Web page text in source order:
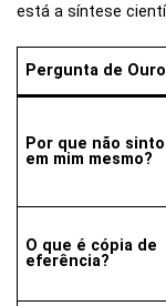
está a síntese
Pergunta de Ouro
Por que não
em mim mesmo?
O que é cópia de
eferência?